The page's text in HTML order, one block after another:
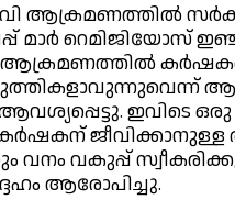
ആക്രമണത്തില്‍
മാര്‍ റെമിജിയോസ്
ആക്രമണത്തില്‍
ഇവിടെ
വനം വകുപ്പ്
ആരോപിച്ചു.